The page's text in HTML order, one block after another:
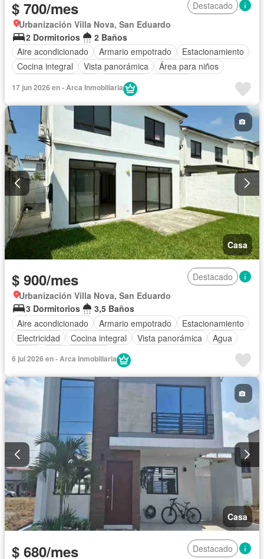
$ 700/mes
Destacado
Urbanización Villa Nova, San Eduardo
2 Dormitorios
2 Baños
Aire acondicionado
Armario empotrado
Estacionamiento
Cocina integral
Vista panorámica
Área para niños
Seguridad
Cuarto de servicio
Acceso para personas con discapacidad
Parrilla
Piscina
Electricidad
Conserje Cancha de tenis Gimnasio
Wifi
Sin amoblar
17 jun 2026 en - Arca Inmobiliaria
Casa
$ 900/mes
Destacado
Urbanización Villa Nova, San Eduardo
3 Dormitorios
3,5 Baños
Aire acondicionado
Armario empotrado
Estacionamiento
Electricidad
Cocina integral Vista panorámica
Agua
Acceso para personas con discapacidad
Jardín
Parrilla
Garita de guardianía Gimnasio
Seguridad
Piscina
Cancha de tenis Parcialmente amoblado
6 jul 2026 en - Arca Inmobiliaria
Casa
$ 680/mes Destacado